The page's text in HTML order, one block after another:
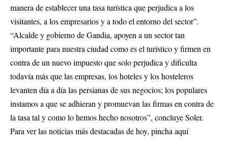
manera de establecer una tasa turística que perjudica a los
visitantes, a los empresarios y a todo el entorno del sector”.
“Alcalde y gobierno de Gandia, apoyen a un sector tan
importante para nuestra ciudad como es el turístico y firmen en
contra de un nuevo impuesto que solo perjudica y dificulta
todavía más que las empresas, los hoteles y los hosteleros
levanten día a día las persianas de sus negocios; los populares
instamos a que se adhieran y promuevan las firmas en contra de
la tasa tal y como lo hemos hecho nosotros”, concluye Soler.
Para ver las noticias más destacadas de hoy, pincha aquí